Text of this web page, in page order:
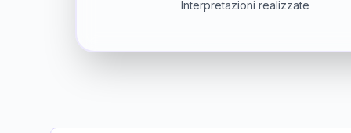
Interpretazioni realizzate